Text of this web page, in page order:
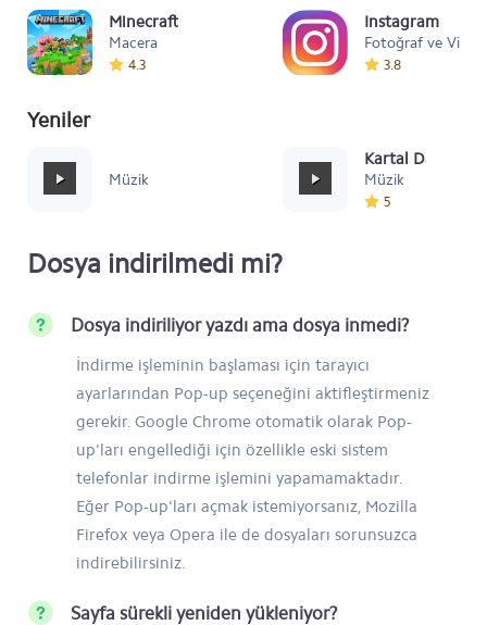
Minecraft
Macera
4.3
Instagram
Fotoğraf ve Video
3.8
Yeniler
Müzik
Kartal Dansı
Müzik
5
Dosya indirilmedi mi?
Dosya indiriliyor yazdı ama dosya inmedi?
İndirme işleminin başlaması için tarayıcı
ayarlarından Pop-up seçeneğini aktifleştirmeniz
gerekir. Google Chrome otomatik olarak Pop-
up'ları engellediği için özellikle eski sistem
telefonlar indirme işlemini yapamamaktadır.
Eğer Pop-up'ları açmak istemiyorsanız, Mozilla
Firefox veya Opera ile de dosyaları sorunsuzca
indirebilirsiniz.
Sayfa sürekli yeniden yükleniyor?